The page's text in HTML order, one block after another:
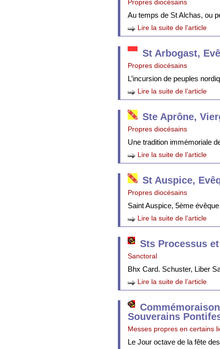
Propres diocésains
Au temps de St Alchas, ou
Lire la suite de l’article
St Arbogast,
Propres diocésains
L’incursion de peuples
Lire la suite de l’article
Ste Aprône,
Propres diocésains
Une tradition immémoriale
Lire la suite de l’article
St Auspice,
Propres diocésains
Saint Auspice, 5ème
Lire la suite de l’article
Sts Processus
Sanctoral
Bhx Card. Schuster, Liber
Lire la suite de l’article
Souverains
Messes propres en certains
Le Jour octave de la fête